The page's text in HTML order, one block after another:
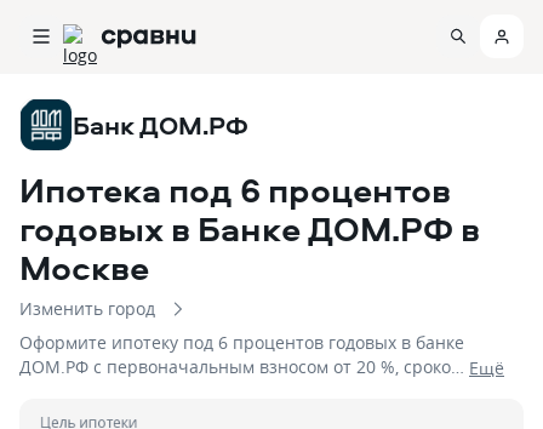
Банк ДОМ.РФ
Ипотека под 6 процентов
годовых в Банке ДОМ.РФ в
Москве
Изменить город
Оформите ипотеку под 6 процентов годовых в банке
ДОМ.РФ с первоначальным взносом от 20 %, сроком Eщё
Цель ипотеки